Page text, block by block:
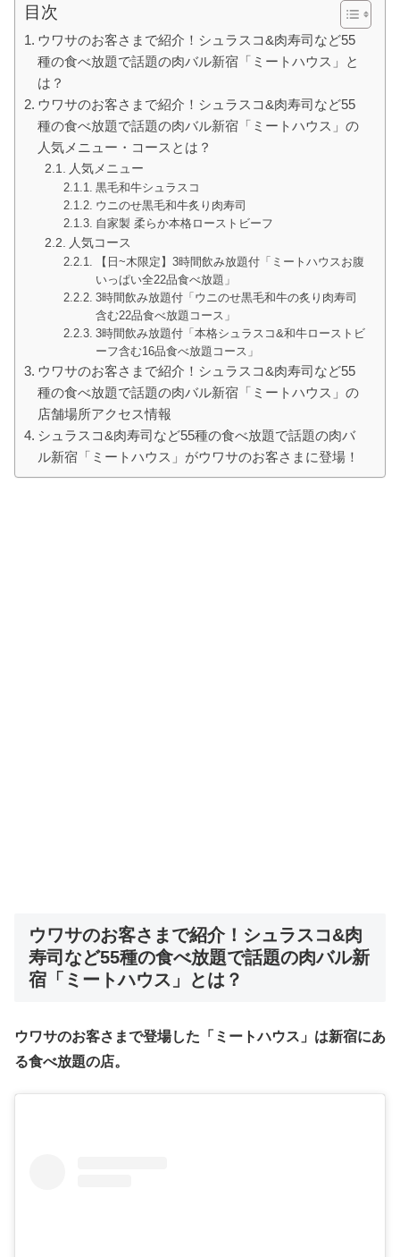
目次
ウワサのお客さまで紹介！シュラスコ&肉寿司など55
種の食べ放題で話題の肉バル新宿「ミートハウス」と
は？
ウワサのお客さまで紹介！シュラスコ&肉寿司など55
種の食べ放題で話題の肉バル新宿「ミートハウス」の
人気メニュー・コースとは？
人気メニュー
黒毛和牛シュラスコ
ウニのせ黒毛和牛炙り肉寿司
自家製 柔らか本格ローストビーフ
人気コース
【日~木限定】3時間飲み放題付「ミートハウスお腹
いっぱい全22品食べ放題」
3時間飲み放題付「ウニのせ黒毛和牛の炙り肉寿司
含む22品食べ放題コース」
3時間飲み放題付「本格シュラスコ&和牛ローストビ
ーフ含む16品食べ放題コース」
ウワサのお客さまで紹介！シュラスコ&肉寿司など55
種の食べ放題で話題の肉バル新宿「ミートハウス」の
店舗場所アクセス情報
シュラスコ&肉寿司など55種の食べ放題で話題の肉バ
ル新宿「ミートハウス」がウワサのお客さまに登場！
ウワサのお客さまで紹介！シュラスコ&肉
寿司など55種の食べ放題で話題の肉バル新
宿「ミートハウス」とは？
ウワサのお客さまで登場した「ミートハウス」は新宿にあ
る食べ放題の店。